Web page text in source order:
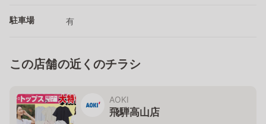
駐車場 有
この店舗の近くのチラシ
AOKI
飛騨高山店